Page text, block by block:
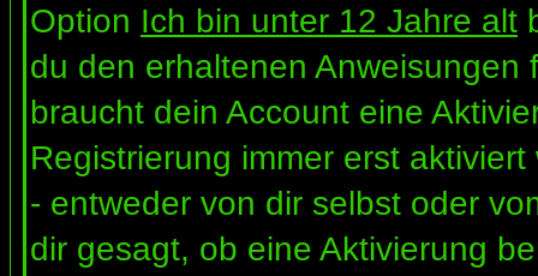
Option Ich bin unter 12 Jahre alt
du den erhaltenen
braucht dein Account eine
Registrierung immer erst
- entweder von dir selbst oder
dir gesagt, ob eine Aktivierung